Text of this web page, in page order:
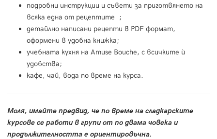
подробни инструкции и съвети за приготвянето на
всяка една от рецептите ;
детайлно написани рецепти в PDF формат,
оформени в удобна книжка;
учебната кухня на Amuse Bouche, с всичките ѝ
удобства;
кафе, чай, вода по време на курса.
Моля, имайте предвид, че по време на сладкарските
курсове се работи в групи от по двама човека и
продължителността е ориентировъчна.